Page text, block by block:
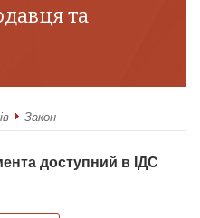
та
Закон
доступний в ІДС